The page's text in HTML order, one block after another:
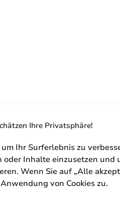
Ihre Privatsphäre!
Ihr Surferlebnis zu
oder Inhalte einzusetzen und
Wenn Sie auf „Alle
von Cookies zu.